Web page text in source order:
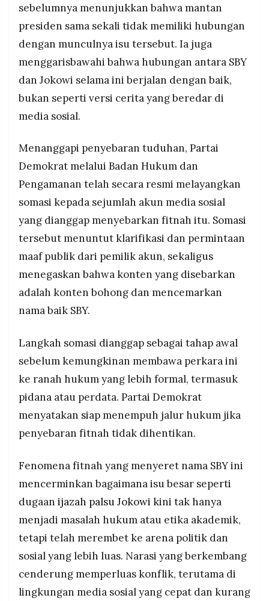
sebelumnya menunjukkan bahwa mantan
presiden sama sekali tidak memiliki hubungan
dengan munculnya isu tersebut. Ia juga
menggarisbawahi bahwa hubungan antara SBY
dan Jokowi selama ini berjalan dengan baik,
bukan seperti versi cerita yang beredar di
media sosial.
Menanggapi penyebaran tuduhan, Partai
Demokrat melalui Badan Hukum dan
Pengamanan telah secara resmi melayangkan
somasi kepada sejumlah akun media sosial
yang dianggap menyebarkan fitnah itu. Somasi
tersebut menuntut klarifikasi dan permintaan
maaf publik dari pemilik akun, sekaligus
menegaskan bahwa konten yang disebarkan
adalah konten bohong dan mencemarkan
nama baik SBY.
Langkah somasi dianggap sebagai tahap awal
sebelum kemungkinan membawa perkara ini
ke ranah hukum yang lebih formal, termasuk
pidana atau perdata. Partai Demokrat
menyatakan siap menempuh jalur hukum jika
penyebaran fitnah tidak dihentikan.
Fenomena fitnah yang menyeret nama SBY ini
mencerminkan bagaimana isu besar seperti
dugaan ijazah palsu Jokowi kini tak hanya
menjadi masalah hukum atau etika akademik,
tetapi telah merembet ke arena politik dan
sosial yang lebih luas. Narasi yang berkembang
cenderung memperluas konflik, terutama di
lingkungan media sosial yang cepat dan kurang